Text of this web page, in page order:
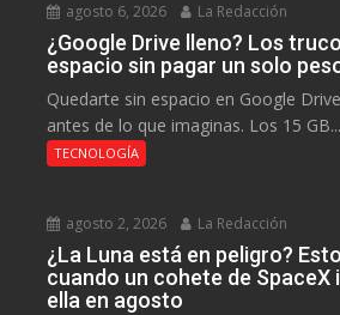
agosto 6, 2026 La Redacción
¿Google Drive lleno? Los
espacio sin pagar un solo
Quedarte sin espacio en Google
antes de lo que imaginas. Los 15 GB...
TECNOLOGÍA
agosto 2, 2026 La Redacción
¿La Luna está en peligro?
cuando un cohete de
ella en agosto